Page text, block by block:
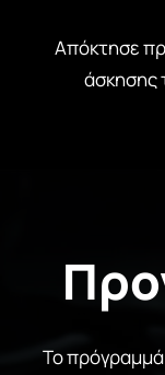
Απόκτησε
άσκησης
Το πρόγραμμά